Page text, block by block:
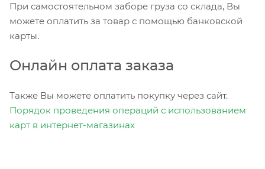
При самостоятельном заборе груза со склада, Вы
можете оплатить за товар с помощью банковской
карты.
Онлайн оплата заказа
Также Вы можете оплатить покупку через сайт.
Порядок проведения операций с использованием
карт в интернет-магазинах